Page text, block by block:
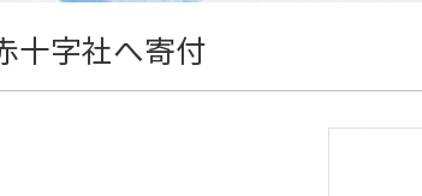
十字社へ寄付